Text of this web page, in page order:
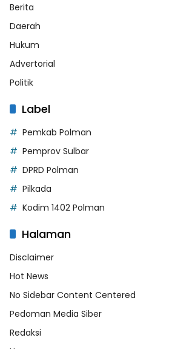
Berita
Daerah
Hukum
Advertorial
Politik
Label
Pemkab Polman
Pemprov Sulbar
DPRD Polman
Pilkada
Kodim 1402 Polman
Halaman
Disclaimer
Hot News
No Sidebar Content Centered
Pedoman Media Siber
Redaksi